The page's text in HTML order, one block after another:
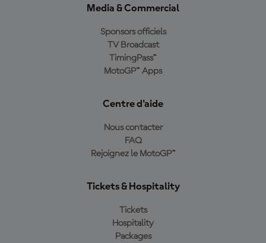
Media & Commercial
Sponsors officiels
TV Broadcast
TimingPass™
MotoGP™ Apps
Centre d'aide
Nous contacter
FAQ
Rejoignez le MotoGP™
Tickets & Hospitality
Tickets
Hospitality
Packages